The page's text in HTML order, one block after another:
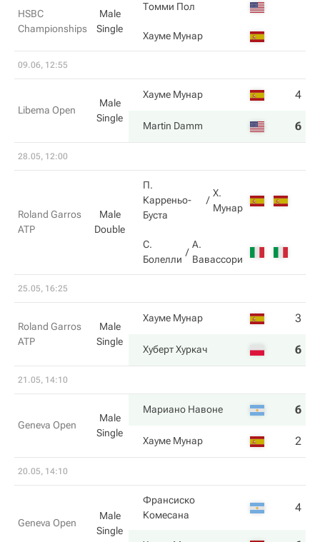
HSBC
Championships
Male
Single
Томми Пол
Хауме Мунар
09.06, 12:55
Libema Open
Male
Single
Хауме Мунар 4
Martin Damm 6
28.05, 12:00
Roland Garros
ATP
Male
Double
П.
Карреньо-
Буста
Х.
Мунар
С.
Болелли
А.
Вавассори
25.05, 16:25
Roland Garros
ATP
Male
Single
Хауме Мунар 3
Хуберт Хуркач 6
21.05, 14:10
Geneva Open
Male
Single
Мариано Навоне 6
Хауме Мунар 2
20.05, 14:10
Geneva Open
Male
Single
Франсиско
Комесана
4